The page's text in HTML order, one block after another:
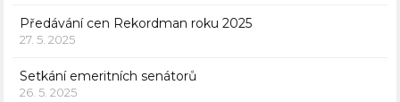
Předávání cen Rekordman roku 2025
27. 5. 2025
Setkání emeritních senátorů
26. 5. 2025